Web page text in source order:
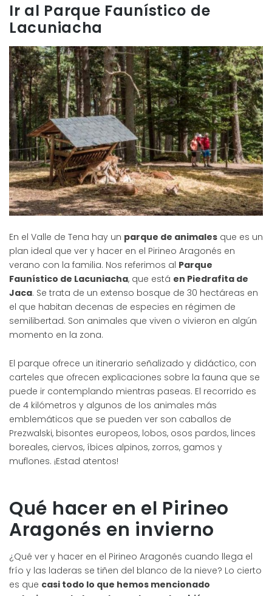
Ir al Parque Faunístico de
Lacuniacha
En el Valle de Tena hay un parque de animales que es un
plan ideal que ver y hacer en el Pirineo Aragonés en
verano con la familia. Nos referimos al Parque
Faunístico de Lacuniacha, que está en Piedrafita de
Jaca. Se trata de un extenso bosque de 30 hectáreas en
el que habitan decenas de especies en régimen de
semilibertad. Son animales que viven o vivieron en algún
momento en la zona.
El parque ofrece un itinerario señalizado y didáctico, con
carteles que ofrecen explicaciones sobre la fauna que se
puede ir contemplando mientras paseas. El recorrido es
de 4 kilómetros y algunos de los animales más
emblemáticos que se pueden ver son caballos de
Prezwalski, bisontes europeos, lobos, osos pardos, linces
boreales, ciervos, íbices alpinos, zorros, gamos y
muflones. ¡Estad atentos!
Qué hacer en el Pirineo
Aragonés en invierno
¿Qué ver y hacer en el Pirineo Aragonés cuando llega el
frío y las laderas se tiñen del blanco de la nieve? Lo cierto
es que casi todo lo que hemos mencionado